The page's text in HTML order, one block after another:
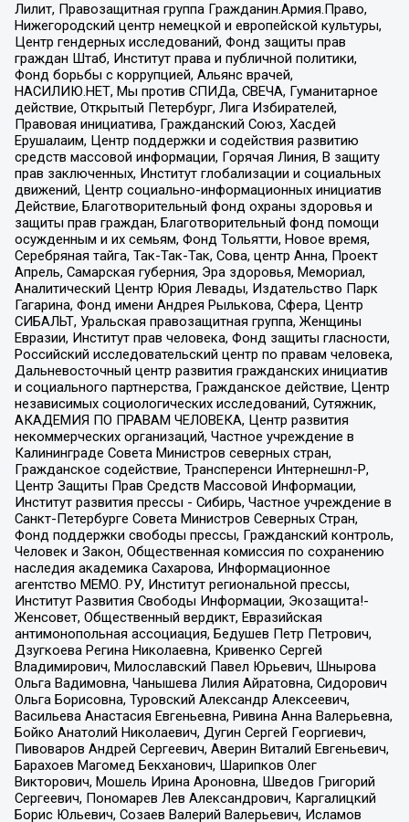
Лилит, Правозащитная группа Гражданин.Армия.Право,
Нижегородский центр немецкой и европейской культуры,
Центр гендерных исследований, Фонд защиты прав
граждан Штаб, Институт права и публичной политики,
Фонд борьбы с коррупцией, Альянс врачей,
НАСИЛИЮ.НЕТ, Мы против СПИДа, СВЕЧА, Гуманитарное
действие, Открытый Петербург, Лига Избирателей,
Правовая инициатива, Гражданский Союз, Хасдей
Ерушалаим, Центр поддержки и содействия развитию
средств массовой информации, Горячая Линия, В защиту
прав заключенных, Институт глобализации и социальных
движений, Центр социально-информационных инициатив
Действие, Благотворительный фонд охраны здоровья и
защиты прав граждан, Благотворительный фонд помощи
осужденным и их семьям, Фонд Тольятти, Новое время,
Серебряная тайга, Так-Так-Так, Сова, центр Анна, Проект
Апрель, Самарская губерния, Эра здоровья, Мемориал,
Аналитический Центр Юрия Левады, Издательство Парк
Гагарина, Фонд имени Андрея Рылькова, Сфера, Центр
СИБАЛЬТ, Уральская правозащитная группа, Женщины
Евразии, Институт прав человека, Фонд защиты гласности,
Российский исследовательский центр по правам человека,
Дальневосточный центр развития гражданских инициатив
и социального партнерства, Гражданское действие, Центр
независимых социологических исследований, Сутяжник,
АКАДЕМИЯ ПО ПРАВАМ ЧЕЛОВЕКА, Центр развития
некоммерческих организаций, Частное учреждение в
Калининграде Совета Министров северных стран,
Гражданское содействие, Трансперенси Интернешнл-Р,
Центр Защиты Прав Средств Массовой Информации,
Институт развития прессы - Сибирь, Частное учреждение в
Санкт-Петербурге Совета Министров Северных Стран,
Фонд поддержки свободы прессы, Гражданский контроль,
Человек и Закон, Общественная комиссия по сохранению
наследия академика Сахарова, Информационное
агентство МЕМО. РУ, Институт региональной прессы,
Институт Развития Свободы Информации, Экозащита!-
Женсовет, Общественный вердикт, Евразийская
антимонопольная ассоциация, Бедушев Петр Петрович,
Дзугкоева Регина Николаевна, Кривенко Сергей
Владимирович, Милославский Павел Юрьевич, Шнырова
Ольга Вадимовна, Чанышева Лилия Айратовна, Сидорович
Ольга Борисовна, Туровский Александр Алексеевич,
Васильева Анастасия Евгеньевна, Ривина Анна Валерьевна,
Бойко Анатолий Николаевич, Дугин Сергей Георгиевич,
Пивоваров Андрей Сергеевич, Аверин Виталий Евгеньевич,
Барахоев Магомед Бекханович, Шарипков Олег
Викторович, Мошель Ирина Ароновна, Шведов Григорий
Сергеевич, Пономарев Лев Александрович, Каргалицкий
Борис Юльевич, Созаев Валерий Валерьевич, Исламов